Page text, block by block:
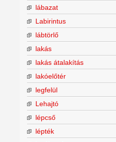
lábazat
Labirintus
lábtörlő
lakás
lakás átalakítás
lakóelőtér
legfelül
Lehajtó
lépcső
lépték